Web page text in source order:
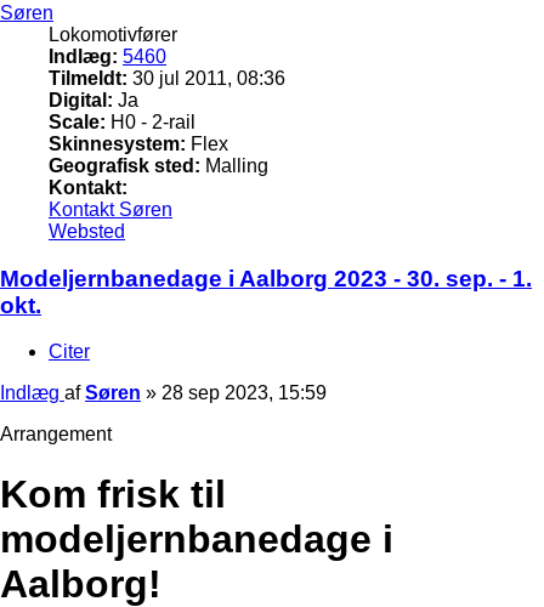
Søren
Lokomotivfører
Indlæg: 5460
Tilmeldt: 30 jul 2011, 08:36
Digital: Ja
Scale: H0 - 2-rail
Skinnesystem: Flex
Geografisk sted: Malling
Kontakt:
Kontakt Søren
Websted
Modeljernbanedage i Aalborg 2023 - 30. sep. - 1.
okt.
Citer
Indlæg afSøren » 28 sep 2023, 15:59
Arrangement
Kom frisk til
modeljernbanedage i
Aalborg!